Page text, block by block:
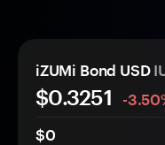
iZUMi Bond USD
$0.3251
-
$0